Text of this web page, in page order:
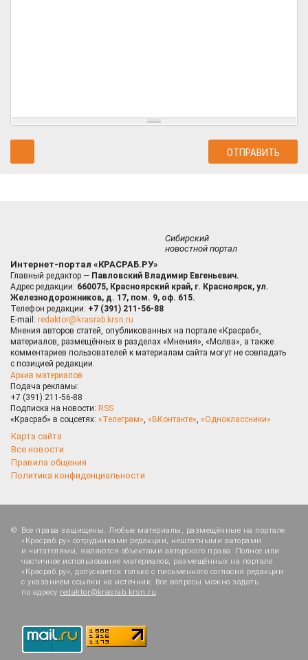
Сибирский
новостной портал
Интернет-портал «КРАСРАБ.РУ»
Главный редактор — Павловский Владимир Евгеньевич.
Адрес редакции: 660075, Красноярский край, г. Красноярск, ул.
Железнодорожников, д. 17, пом. 9, оф. 615.
Телефон редакции: +7 (391) 211-56-88
E-mail: redaktor@krasrab.krsn.ru
Мнения авторов статей, опубликованных на портале «Красраб»,
материалов, размещённых в разделах «Мнения», «Молва», а также
комментариев пользователей к материалам сайта могут не совпадать
с позицией редакции.
Архив материалов
Подача рекламы:
+7 (391) 211-56-88
Подписка на новости: RSS
«Красраб» в соцсетях: «Телеграм», «ВКонтакте», «Одноклассники»
Карта сайта
Все новости
Правила общения
Политика конфиденциальности
Все права защищены. Любые материалы, размещённые на портале
«Красраб.ру» сотрудниками редакции, нештатными авторами
и читателями, являются объектами авторского права. Полное или
частичное использование материалов, размещённых на портале
«Красраб.ру», допускается только с письменного согласия редакции
с указанием ссылки на источник. Все вопросы можно задать
по адресу redaktor@krasrab.krsn.ru.